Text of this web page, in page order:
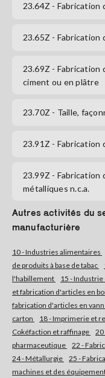
23.64Z - Fabrication
23.65Z - Fabrication
23.69Z - Fabrication
ciment ou en plâtre
23.70Z - Taille,
23.91Z - Fabrication
23.99Z - Fabrication
métalliques n.c.a.
Autres activités du
manufacturière
10 - Industries alimentaires
de produits à base de tabac
l'habillement
15 - Industrie
et fabrication d'articles en
fabrication d'articles en
carton
18 - Imprimerie et
Cokéfaction et raffinage
20
pharmaceutique
22 -
24 - Métallurgie
25 -
machines et des